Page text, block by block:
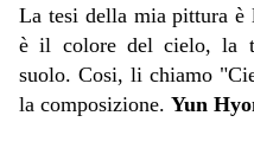
La tesi della mia pittura
è il colore del cielo, la
suolo. Cosi, li chiamo
la composizione. Yun